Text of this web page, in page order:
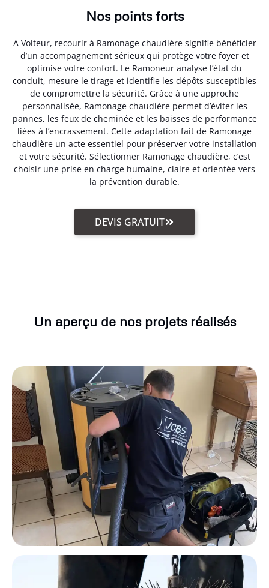
Nos points forts
A Voiteur, recourir à Ramonage chaudière signifie bénéficier
d’un accompagnement sérieux qui protège votre foyer et
optimise votre confort. Le Ramoneur analyse l’état du
conduit, mesure le tirage et identifie les dépôts susceptibles
de compromettre la sécurité. Grâce à une approche
personnalisée, Ramonage chaudière permet d’éviter les
pannes, les feux de cheminée et les baisses de performance
liées à l’encrassement. Cette adaptation fait de Ramonage
chaudière un acte essentiel pour préserver votre installation
et votre sécurité. Sélectionner Ramonage chaudière, c’est
choisir une prise en charge humaine, claire et orientée vers
la prévention durable.
DEVIS GRATUIT
Un aperçu de nos projets réalisés